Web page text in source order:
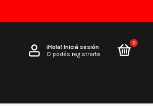
¡Hola! Iniciá sesión
O podés registrarte
0